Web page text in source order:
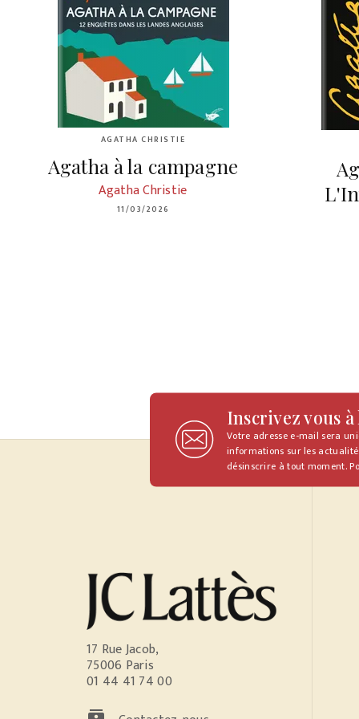
AGATHA CHRISTIE
Agatha à la campagne
Agatha Christie
11/03/2026
Inscrivez vous
Votre adresse e-mail sera
informations sur les
désinscrire à tout moment.
17 Rue Jacob,
75006 Paris
01 44 41 74 00